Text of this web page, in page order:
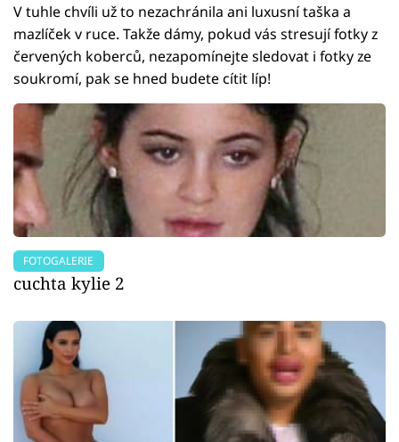
V tuhle chvíli už to nezachránila ani luxusní taška a
mazlíček v ruce. Takže dámy, pokud vás stresují fotky z
červených koberců, nezapomínejte sledovat i fotky ze
soukromí, pak se hned budete cítit líp!
FOTOGALERIE
cuchta kylie 2